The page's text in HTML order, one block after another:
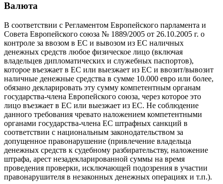
Валюта
В соответствии с Регламентом Европейского парламента и
Совета Европейского союза № 1889/2005 от 26.10.2005 г. о
контроле за ввозом в ЕС и вывозом из ЕС наличных
денежных средств любое физическое лицо (включая
владельцев дипломатических и служебных паспортов),
которое въезжает в ЕС или выезжает из ЕС и ввозит/вывозит
наличные денежные средства в сумме 10.000 евро или более,
обязано декларировать эту сумму компетентным органам
государства-члена Европейского союза, через которое это
лицо въезжает в ЕС или выезжает из ЕС. Не соблюдение
данного требования чревато наложением компетентными
органами государства-члена ЕС штрафных санкций в
соответствии с национальным законодательством за
допущенное правонарушение (привлечение владельца
денежных средств к судебному разбирательству, наложение
штрафа, арест незадекларированной суммы на время
проведения проверки, исключающей подозрения в участии
правонарушителя в незаконных денежных операциях и т.п.).